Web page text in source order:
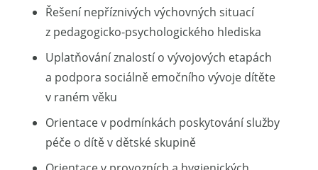
Řešení nepříznivých výchovných situací
z pedagogicko-psychologického hlediska
Uplatňování znalostí o vývojových etapách
a podpora sociálně emočního vývoje dítěte
v raném věku
Orientace v podmínkách poskytování služby
péče o dítě v dětské skupině